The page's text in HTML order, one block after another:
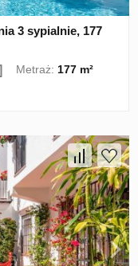
3 sypialnie, 177
Metraż: 177 m²